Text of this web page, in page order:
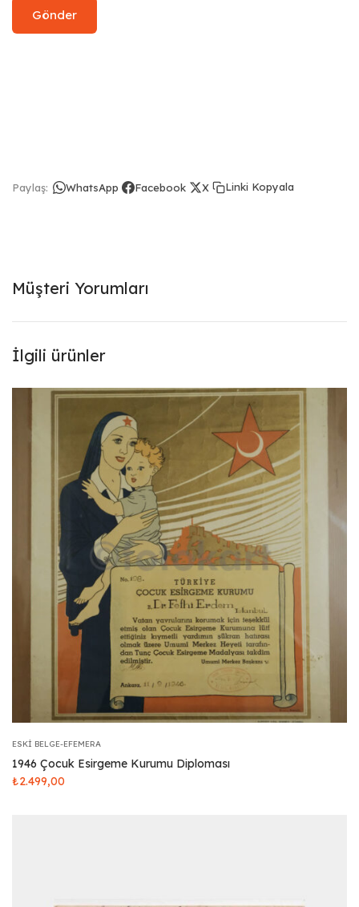
Paylaş: WhatsApp Facebook X Linki Kopyala
Müşteri Yorumları
İlgili ürünler
ESKI BELGE-EFEMERA
1946 Çocuk Esirgeme Kurumu Diploması
₺2.499,00